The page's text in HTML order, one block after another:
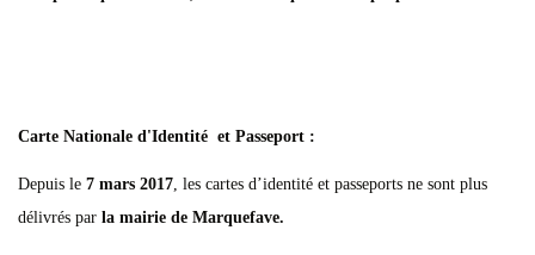
Carte Nationale d'Identité et Passeport :
Depuis le 7 mars 2017, les cartes d’identité et passeports ne sont plus
délivrés par la mairie de Marquefave.